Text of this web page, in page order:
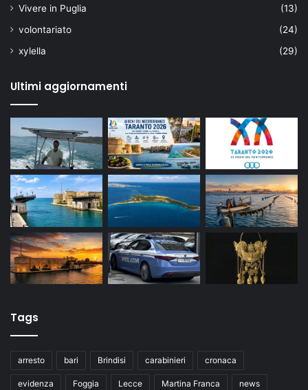
Vivere in Puglia
(13)
volontariato
(24)
xylella
(29)
Ultimi aggiornamenti
Tags
arresto bari Brindisi carabinieri cronaca
evidenza Foggia Lecce Martina Franca news